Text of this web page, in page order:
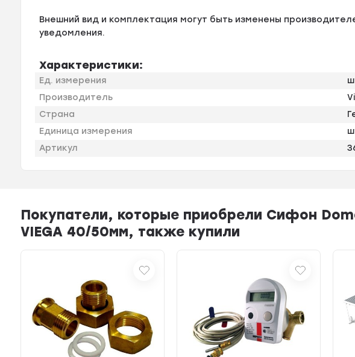
Внешний вид и комплектация могут быть изменены
уведомления.
Характеристики:
Ед. измерения
Производитель
Страна
Единица измерения
Артикул
Покупатели, которые приобрели Сифон
VIEGA 40/50мм, также купили